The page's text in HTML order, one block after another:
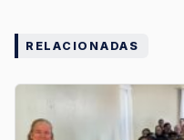
RELACIONADAS